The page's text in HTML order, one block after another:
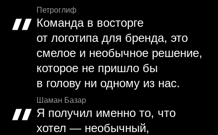
Петроглиф
Команда в восторге
от логотипа для бренда, это
смелое и необычное решение,
которое не пришло бы
в голову ни одному из нас.
Шаман Базар
Я получил именно то, что
хотел — необычный,